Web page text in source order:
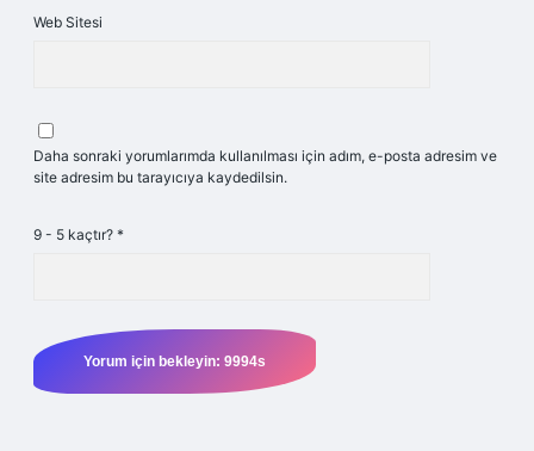
Web Sitesi
Daha sonraki yorumlarımda kullanılması için adım, e-posta adresim ve
site adresim bu tarayıcıya kaydedilsin.
9 - 5 kaçtır? *